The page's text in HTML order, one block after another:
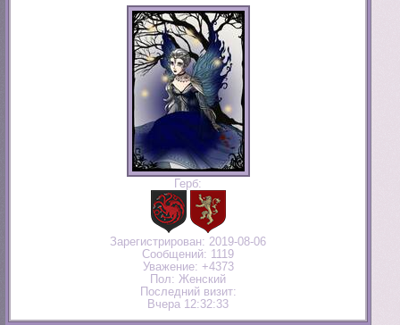
Герб:
Зарегистрирован: 2019-08-06
Сообщений: 1119
Уважение: +4373
Пол: Женский
Последний визит:
Вчера 12:32:33